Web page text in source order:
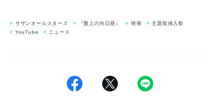
サザンオールスターズ 『盤上の向日葵』 映画
主題歌挿入歌
YouTube
ニュース